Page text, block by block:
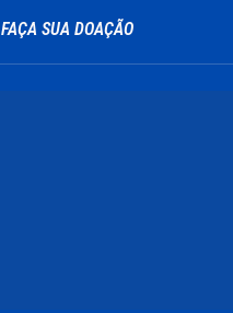
FAÇA SUA DOAÇÃO